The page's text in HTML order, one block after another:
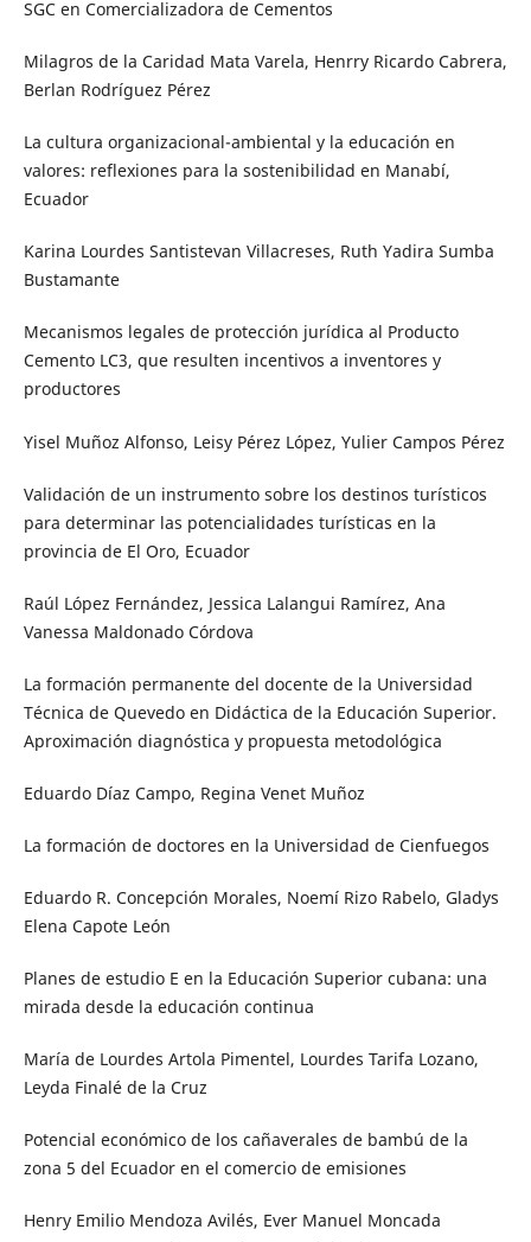
SGC en Comercializadora de Cementos
Milagros de la Caridad Mata Varela, Henrry Ricardo Cabrera,
Berlan Rodríguez Pérez
La cultura organizacional-ambiental y la educación en
valores: reflexiones para la sostenibilidad en Manabí,
Ecuador
Karina Lourdes Santistevan Villacreses, Ruth Yadira Sumba
Bustamante
Mecanismos legales de protección jurídica al Producto
Cemento LC3, que resulten incentivos a inventores y
productores
Yisel Muñoz Alfonso, Leisy Pérez López, Yulier Campos Pérez
Validación de un instrumento sobre los destinos turísticos
para determinar las potencialidades turísticas en la
provincia de El Oro, Ecuador
Raúl López Fernández, Jessica Lalangui Ramírez, Ana
Vanessa Maldonado Córdova
La formación permanente del docente de la Universidad
Técnica de Quevedo en Didáctica de la Educación Superior.
Aproximación diagnóstica y propuesta metodológica
Eduardo Díaz Campo, Regina Venet Muñoz
La formación de doctores en la Universidad de Cienfuegos
Eduardo R. Concepción Morales, Noemí Rizo Rabelo, Gladys
Elena Capote León
Planes de estudio E en la Educación Superior cubana: una
mirada desde la educación continua
María de Lourdes Artola Pimentel, Lourdes Tarifa Lozano,
Leyda Finalé de la Cruz
Potencial económico de los cañaverales de bambú de la
zona 5 del Ecuador en el comercio de emisiones
Henry Emilio Mendoza Avilés, Ever Manuel Moncada